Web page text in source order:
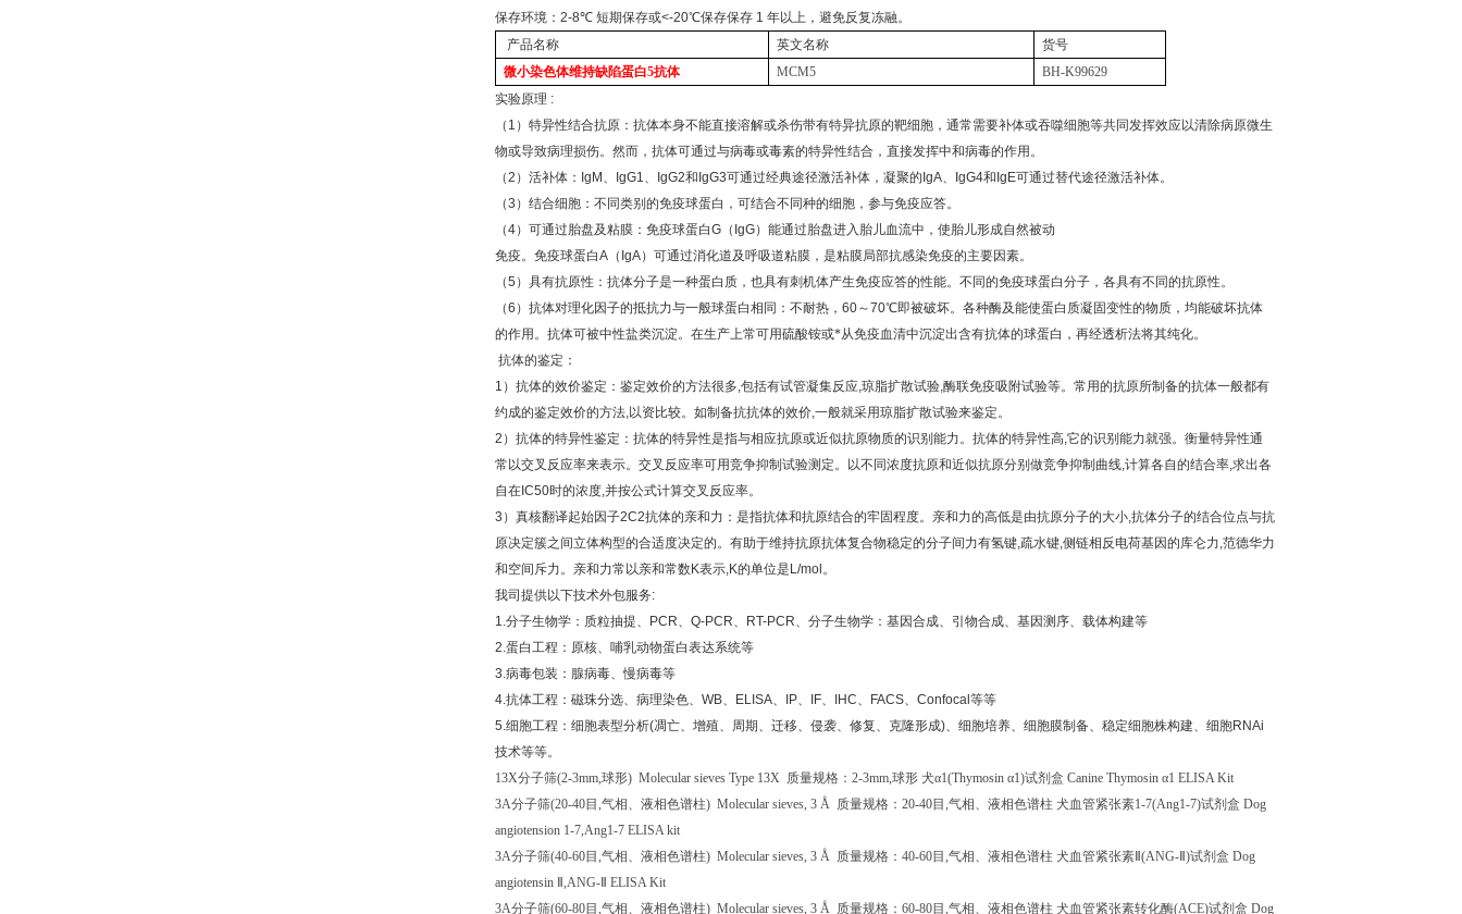
保存环境： 2-8℃ 短期保存或<-20℃保存保存 1 年以上，避免反复冻融。
产品名称
英文名称
货号
微小染色体维持缺陷蛋白5抗体 MCM5
BH-K99629
实验原理 :
（ 1 ）特异性结合抗原：抗体本身不能直接溶解或杀伤带有特异抗原的靶细胞，通常需要补体或吞噬细胞等共同发挥效应以清除病原微生
物或导致病理损伤。然而，抗体可通过与病毒或毒素的特异性结合，直接发挥中和病毒的作用。
（2 ）活补体： IgM 、 IgG1、 IgG2和 IgG3可通过经典途径激活补体，凝聚的 IgA、 IgG4和 IgE可通过替代途径激活补体。
（3 ）结合细胞：不同类别的免疫球蛋白，可结合不同种的细胞，参与免疫应答。
（4）可通过胎盘及粘膜：免疫球蛋白G （ IgG）能通过胎盘进入胎儿血流中，使胎儿形成自然被动
免疫。免疫球蛋白A （ IgA）可通过消化道及呼吸道粘膜，是粘膜局部抗感染免疫的主要因素。
（5 ）具有抗原性：抗体分子是一种蛋白质，也具有刺机体产生免疫应答的性能。不同的免疫球蛋白分子，各具有不同的抗原性。
（6 ）抗体对理化因子的抵抗力与一般球蛋白相同：不耐热， 60～70℃即被破坏。各种酶及能使蛋白质凝固变性的物质，均能破坏抗体
的作用。抗体可被中性盐类沉淀。在生产上常可用硫酸铵或*从免疫血清中沉淀出含有抗体的球蛋白，再经透析法将其纯化。
抗体的鉴定：
1 ）抗体的效价鉴定：鉴定效价的方法很多,包括有试管凝集反应,琼脂扩散试验,酶联免疫吸附试验等。常用的抗原所制备的抗体一般都有
约成的鉴定效价的方法,以资比较。如制备抗抗体的效价,一般就采用琼脂扩散试验来鉴定。
2 ）抗体的特异性鉴定：抗体的特异性是指与相应抗原或近似抗原物质的识别能力。抗体的特异性高,它的识别能力就强。衡量特异性通
常以交叉反应率来表示。交叉反应率可用竞争抑制试验测定。以不同浓度抗原和近似抗原分别做竞争抑制曲线,计算各自的结合率,求出各
自在 IC50时的浓度,并按公式计算交叉反应率。
3 ）真核翻译起始因子2C2抗体的亲和力：是指抗体和抗原结合的牢固程度。亲和力的高低是由抗原分子的大小,抗体分子的结合位点与抗
原决定簇之间立体构型的合适度决定的。有助于维持抗原抗体复合物稳定的分子间力有氢键,疏水键,侧链相反电荷基因的库仑力,范德华力
和空间斥力。亲和力常以亲和常数K表示,K的单位是 L/mol 。
我司提供以下技术外包服务:
1.分子生物学：质粒抽提、 PCR、 Q-PCR、 RT-PCR、分子生物学：基因合成、引物合成、基因测序、载体构建等
2.蛋白工程：原核、哺乳动物蛋白表达系统等
3.病毒包装：腺病毒、慢病毒等
4.抗体工程：磁珠分选、病理染色、 WB、 ELISA、 IP、 IF、 IHC、 FACS、 Confocal 等等
5.细胞工程：细胞表型分析(凋亡、增殖、周期、迁移、侵袭、修复、克隆形成)、细胞培养、细胞膜制备、稳定细胞株构建、细胞RNAi
技术等等。
13X分子筛(2-3mm,球形) Molecular sieves Type 13X 质量规格： 2-3mm,球形 犬α1(Thymosin α1)试剂盒 Canine Thymosin α1 ELISA Kit
3A分子筛(20-40目 ,气相、液相色谱柱) Molecular sieves, 3 Å 质量规格： 20-40目 ,气相、液相色谱柱 犬血管紧张素1-7(Ang1-7)试剂盒 Dog
angiotension 1-7,Ang1-7 ELISA kit
3A分子筛(40-60目 ,气相、液相色谱柱) Molecular sieves, 3 Å 质量规格： 40-60目 ,气相、液相色谱柱 犬血管紧张素Ⅱ (ANG- )试剂盒 Dog
angiotensin
,ANG-
ELISA Kit
3A分子筛(60-80目 ,气相、液相色谱柱) Molecular sieves, 3 Å 质量规格： 60-80目 ,气相、液相色谱柱 犬血管紧张素转化酶(ACE)试剂盒 Dog